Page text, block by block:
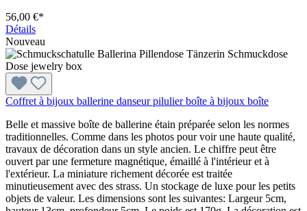
56,00 €*
Détails
Nouveau
Coffret à bijoux ballerine danseur pilulier boîte à bijoux boîte
Belle et massive boîte de ballerine étain préparée selon les normes
traditionnelles. Comme dans les photos pour voir une haute qualité,
travaux de décoration dans un style ancien. Le chiffre peut être
ouvert par une fermeture magnétique, émaillé à l'intérieur et à
l'extérieur. La miniature richement décorée est traitée
minutieusement avec des strass. Un stockage de luxe pour les petits
objets de valeur. Les dimensions sont les suivantes: Largeur 5cm,